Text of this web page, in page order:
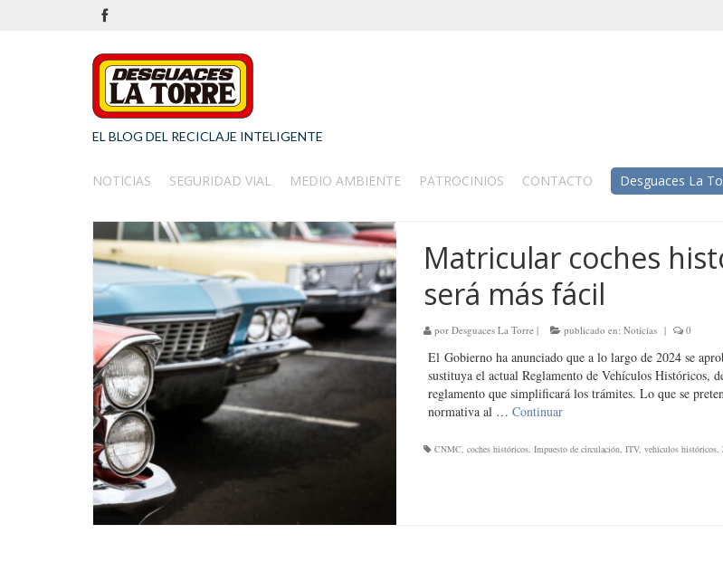
EL BLOG DEL RECICLAJE INTELIGENTE
NOTICIAS SEGURIDAD VIAL MEDIO AMBIENTE PATROCINIOS CONTACTO Desguaces La
Matricular coches
será más fácil
por Desguaces La Torre| publicado en: Noticias | 0
El Gobierno ha anunciado que a lo largo de 2024 se
sustituya el actual Reglamento de Vehículos Históricos,
reglamento que simplificará los trámites. Lo que se
normativa al … Continuar
CNMC, coches históricos, Impuesto de circulación, ITV, vehículos históricos,